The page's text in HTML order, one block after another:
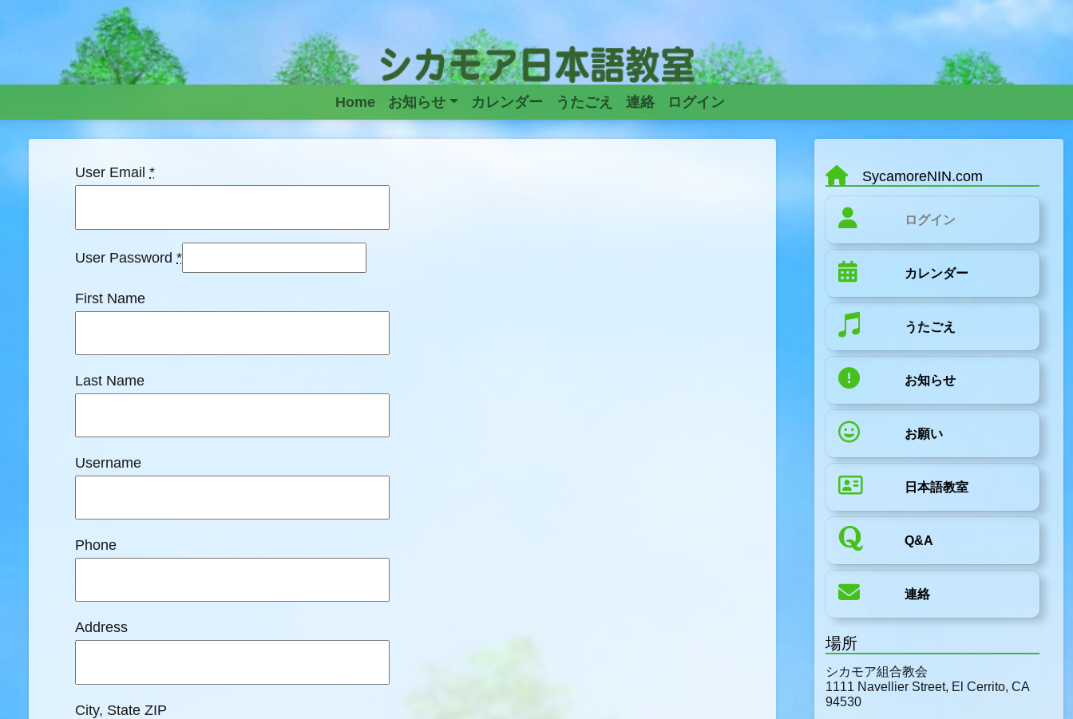
Main
Navigation
Home お知らせ カレンダー うたごえ 連絡 ログイン
User Email *
User Password *
First Name
Last Name
Username
Phone
Address
City, State ZIP
SycamoreNIN.com
ログイン
カレンダー
うたごえ
お知らせ
お願い
日本語教室
Q&A
連絡
場所
シカモア組合教会
1111 Navellier Street, El Cerrito, CA
94530